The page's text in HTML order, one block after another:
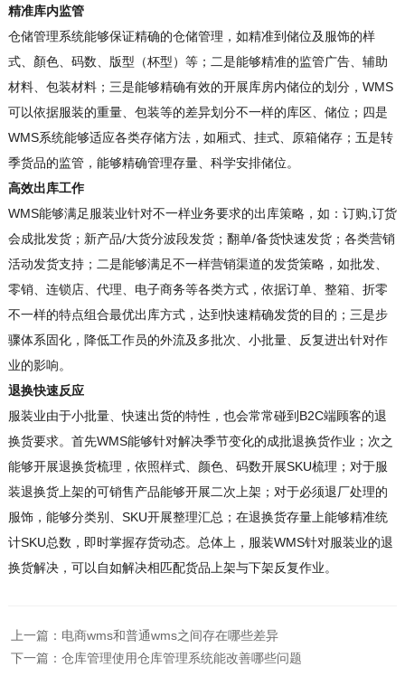
精准库内监管
仓储管理系统能够保证精确的仓储管理，如精准到储位及服饰的样
式、顏色、码数、版型（杯型）等；二是能够精准的监管广告、辅助
材料、包装材料；三是能够精确有效的开展库房内储位的划分，WMS
可以依据服装的重量、包装等的差异划分不一样的库区、储位；四是
WMS系统能够适应各类存储方法，如厢式、挂式、原箱储存；五是转
季货品的监管，能够精确管理存量、科学安排储位。
高效出库工作
WMS能够满足服装业针对不一样业务要求的出库策略，如：订购,订货
会成批发货；新产品/大货分波段发货；翻单/备货快速发货；各类营销
活动发货支持；二是能够满足不一样营销渠道的发货策略，如批发、
零销、连锁店、代理、电子商务等各类方式，依据订单、整箱、折零
不一样的特点组合最优出库方式，达到快速精确发货的目的；三是步
骤体系固化，降低工作员的外流及多批次、小批量、反复进出针对作
业的影响。
退换快速反应
服装业由于小批量、快速出货的特性，也会常常碰到B2C端顾客的退
换货要求。首先WMS能够针对解决季节变化的成批退换货作业；次之
能够开展退换货梳理，依照样式、颜色、码数开展SKU梳理；对于服
装退换货上架的可销售产品能够开展二次上架；对于必须退厂处理的
服饰，能够分类别、SKU开展整理汇总；在退换货存量上能够精准统
计SKU总数，即时掌握存货动态。总体上，服装WMS针对服装业的退
换货解决，可以自如解决相匹配货品上架与下架反复作业。
上一篇： 电商wms和普通wms之间存在哪些差异
下一篇： 仓库管理使用仓库管理系统能改善哪些问题